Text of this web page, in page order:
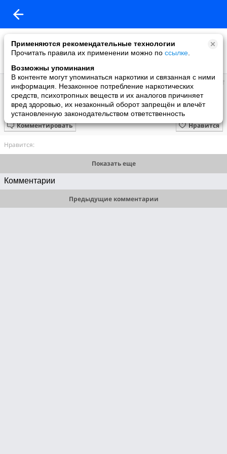
Применяются рекомендательные технологии
Прочитать правила их применении можно по ссылке
Возможны упоминания
В контенте могут упоминаться наркотики и связанная с ними
информация. Незаконное потребление наркотических
средств, психотропных веществ и их аналогов причиняет
вред здоровью, их незаконный оборот запрещён и влечёт
установленную законодательством ответственность
БИБЛИОТЕКА ИСКУССТВ им.А.П.БОГОЛЮБОВА
добавил видео
6 мая
ПроЧтениеСмыслов_Юлия Друнина_Моя Франция
Нравится
Комментировать
Нравится:
Показать еще
Комментарии
Предыдущие комментарии